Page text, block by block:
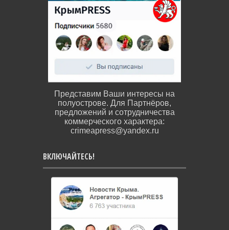
Представим Ваши интересы на
полуострове. Для Партнёров,
предложений и сотрудничества
коммерческого характера:
crimeapress@yandex.ru
ВКЛЮЧАЙТЕСЬ!